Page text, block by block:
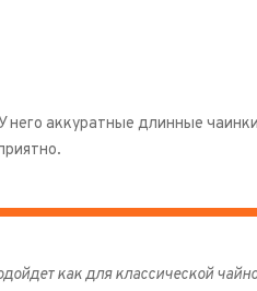
него аккуратные длинные
как для классической